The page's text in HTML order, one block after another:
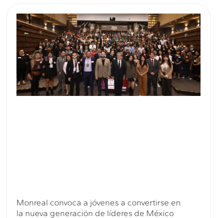
Monreal convoca a jóvenes a convertirse en
la nueva generación de líderes de México